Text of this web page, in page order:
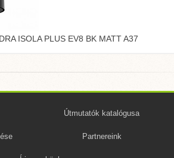
ISOLA PLUS EV8 BK MATT A37
Útmutatók katalógusa
Partnereink